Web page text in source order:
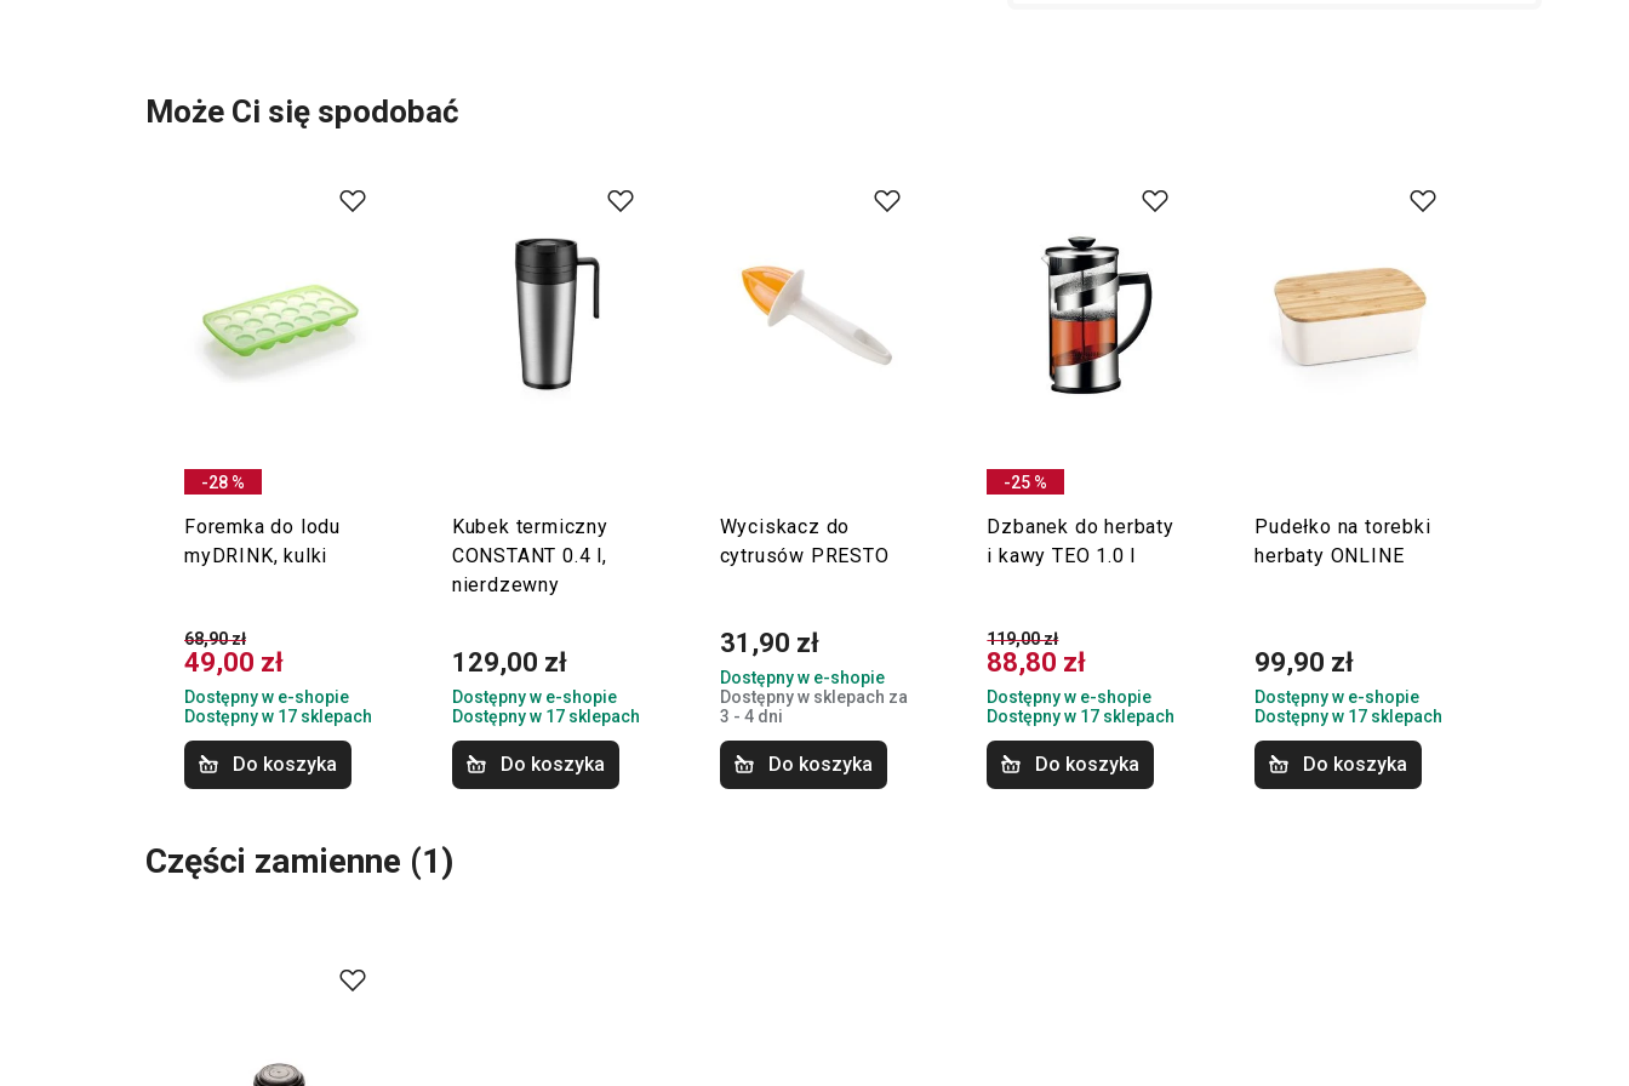
Może Ci się spodobać
-28 %
Foremka do lodu
myDRINK, kulki
68,90 zł
49,00 zł
Dostępny w e-shopie
Dostępny w 17 sklepach
Do koszyka
Kubek termiczny
CONSTANT 0.4 l,
nierdzewny
129,00 zł
Dostępny w e-shopie
Dostępny w 17 sklepach
Do koszyka
Wyciskacz do
cytrusów PRESTO
31,90 zł
Dostępny w e-shopie
Dostępny w sklepach za
3 - 4 dni
Do koszyka
-25 %
Dzbanek do herbaty
i kawy TEO 1.0 l
119,00 zł
88,80 zł
Dostępny w e-shopie
Dostępny w 17 sklepach
Do koszyka
Pudełko na torebki
herbaty ONLINE
99,90 zł
Dostępny w e-shopie
Dostępny w 17 sklepach
Do koszyka
Części zamienne (1)